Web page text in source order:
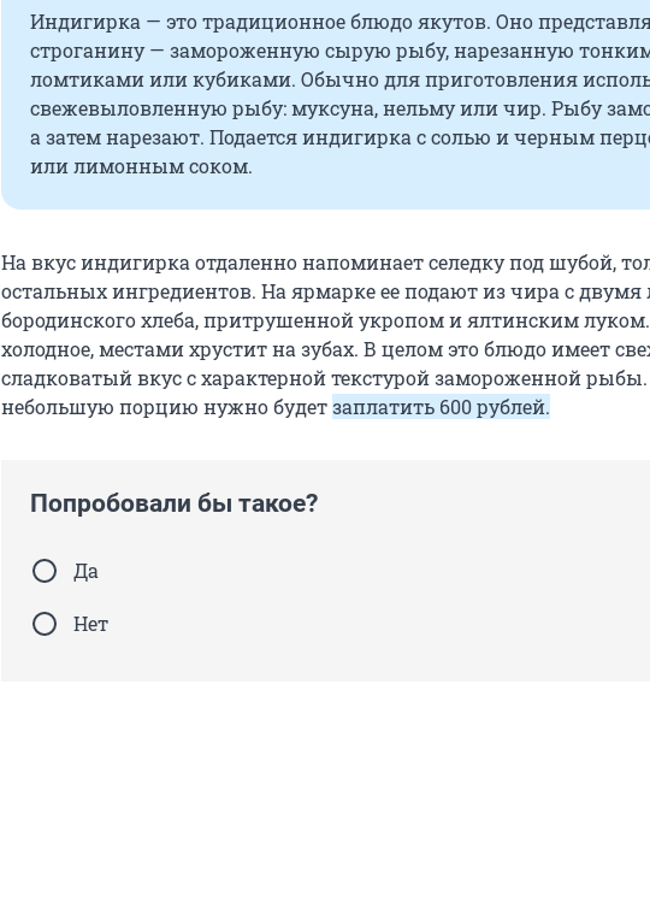
Индигирка — это традиционное блюдо якутов. Оно
строганину — замороженную сырую рыбу, нарезанную
ломтиками или кубиками. Обычно для приготовления
свежевыловленную рыбу: муксуна, нельму или чир. Рыбу
а затем нарезают. Подается индигирка с солью и черным
или лимонным соком.
На вкус индигирка отдаленно напоминает селедку под шубой,
остальных ингредиентов. На ярмарке ее подают из чира с
бородинского хлеба, притрушенной укропом и ялтинским
холодное, местами хрустит на зубах. В целом это блюдо имеет
сладковатый вкус с характерной текстурой замороженной рыбы.
небольшую порцию нужно будетзаплатить 600 рублей.
Попробовали бы такое?
Да
Нет